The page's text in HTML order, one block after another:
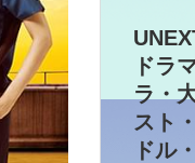
ドラ
ラ・
スト
ドル